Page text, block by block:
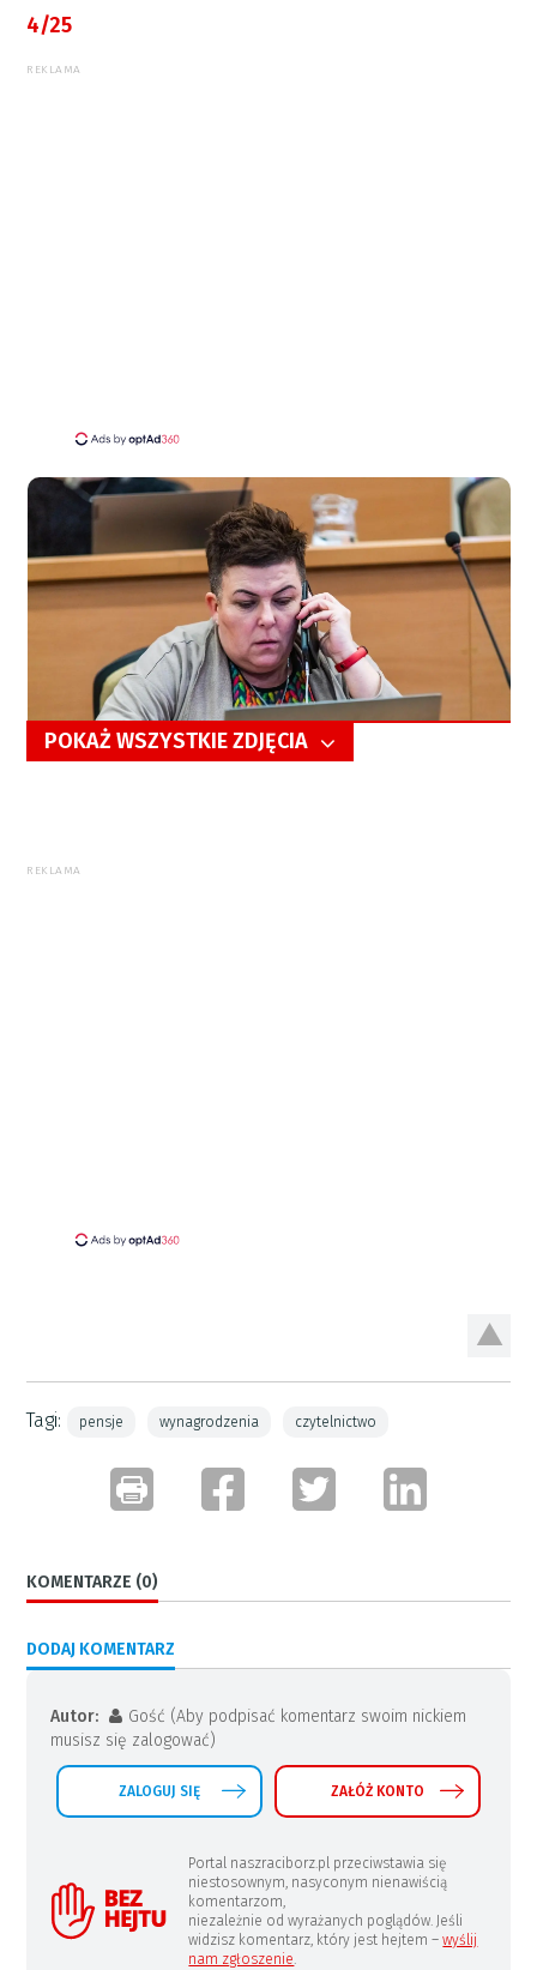
4/25
REKLAMA
POKAŻ WSZYSTKIE ZDJĘCIA
REKLAMA
Tagi: pensje wynagrodzenia czytelnictwo
KOMENTARZE (0)
DODAJ KOMENTARZ
Autor:
Gość (Aby podpisać komentarz swoim nickiem
musisz się zalogować)
ZALOGUJ SIĘ ZAŁÓŻ KONTO
Portal naszraciborz.pl przeciwstawia się
niestosownym, nasyconym nienawiścią
komentarzom,
niezależnie od wyrażanych poglądów. Jeśli
widzisz komentarz, który jest hejtem –wyślij
nam zgłoszenie.